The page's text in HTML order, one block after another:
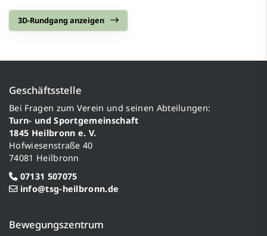
3D-Rundgang anzeigen
Geschäftsstelle
Bei Fragen zum Verein und seinen Abteilungen:
Turn- und Sportgemeinschaft
1845 Heilbronn e. V.
Hofwiesenstraße 40
74081 Heilbronn
07131 507075
info@tsg-heilbronn.de
Bewegungszentrum